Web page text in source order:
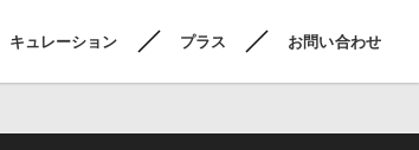
キュレーション プラス お問い合わせ